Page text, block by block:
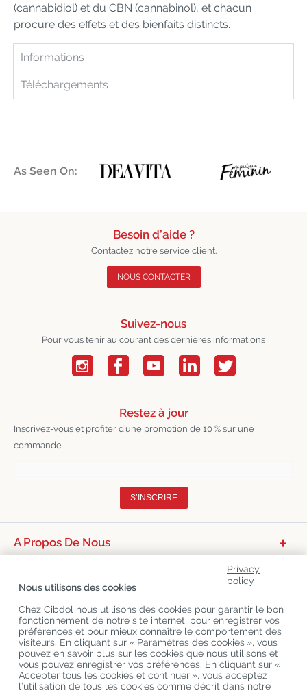
(cannabidiol) et du CBN (cannabinol), et chacun
procure des effets et des bienfaits distincts.
Informations
Téléchargements
As Seen On:
Besoin d’aide ?
Contactez notre service client.
NOUS CONTACTER
Suivez-nous
Pour vous tenir au courant des dernières informations
Restez à jour
Inscrivez-vous et profiter d’une promotion de 10 % sur une
commande
S’INSCRIRE
A Propos De Nous
Service Clients
Derniers Blogs
Privacy
policy
Nous utilisons des cookies
Chez Cibdol nous utilisons des cookies pour garantir le bon
fonctionnement de notre site internet, pour enregistrer vos
préférences et pour mieux connaître le comportement des
visiteurs. En cliquant sur « Paramètres des cookies », vous
pouvez en savoir plus sur les cookies que nous utilisons et
vous pouvez enregistrer vos préférences. En cliquant sur «
Accepter tous les cookies et continuer », vous acceptez
l’utilisation de tous les cookies comme décrit dans notre
Copyright©CibdolLast updated 06-08-2026
Cibdol France, Place des Grands Hommes, 33000 Bordeaux, France
KvK: 76495035 VAT: NL860644923B01